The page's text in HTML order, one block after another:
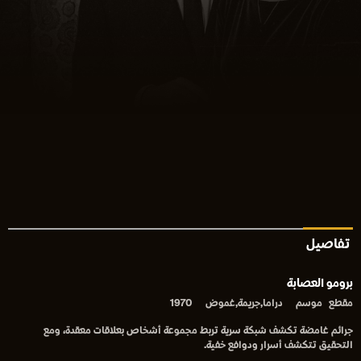
تفاصيل
برومو العصابة
مقطع موسم دراما,جريمة,غموض 1970
جرائم غامضة تكشف شبكة سرية تربط مجموعة أشخاص بعلاقات معقدة، ومع
التحقيق تتكشف أسرار ودوافع خفية.